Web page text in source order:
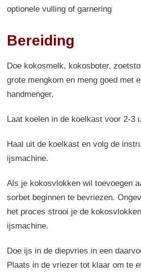
optionele vulling of garnering
Bereiding
Doe kokosmelk, kokosboter,
grote mengkom en meng goed met
handmenger.
Laat koelen in de koelkast voor 2-3
Haal uit de koelkast en volg de
ijsmachine.
Als je kokosvlokken wil toevoegen
sorbet beginnen te bevriezen.
het proces strooi je de
ijsmachine.
Doe ijs in de diepvries in een
Plaats in de vriezer tot klaar om te